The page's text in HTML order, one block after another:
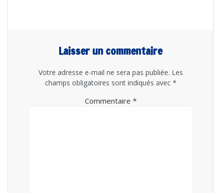
Laisser un commentaire
Votre adresse e-mail ne sera pas publiée. Les
champs obligatoires sont indiqués avec *
Commentaire *